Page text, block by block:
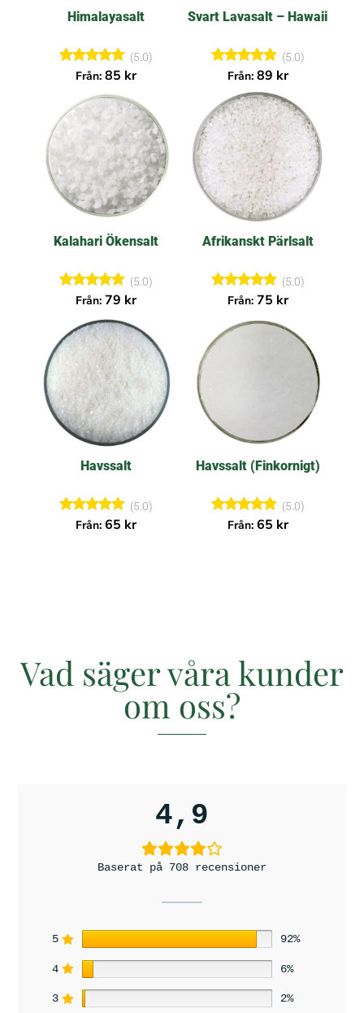
Himalayasalt
Betygsatt
av 5
(5.0)
Från:85 kr
Svart Lavasalt – Hawaii
Betygsatt
av 5
(5.0)
Från: 89 kr
Kalahari Ökensalt
Betygsatt
av 5
(5.0)
Från:79 kr
Afrikanskt Pärlsalt
Betygsatt
av 5
(5.0)
Från: 75 kr
Havssalt
Betygsatt
(5.0)
Från:65 kr
Havssalt (Finkornigt)
Betygsatt
(5.0)
Från: 65 kr
Vad säger våra kunder
om oss?
4,9
Baserat på 708 recensioner
5 92%
4 6%
3 2%